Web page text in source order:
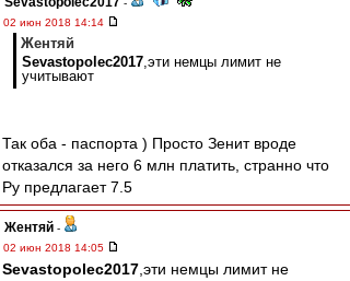
-
02 июн 2018 14:14
Жентяй
Sevastopolec2017,эти немцы лимит не
учитывают
Так оба - паспорта ) Просто Зенит вроде
отказался за него 6 млн платить, странно что
Ру предлагает 7.5
Жентяй -
02 июн 2018 14:05
Sevastopolec2017 ,эти немцы лимит не